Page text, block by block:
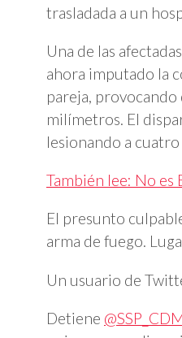
trasladada a un
Una de las
ahora imputado la
pareja,
milímetros. El
lesionando a
También lee: No
El presunto
arma de fuego.
Un usuario de
Detiene